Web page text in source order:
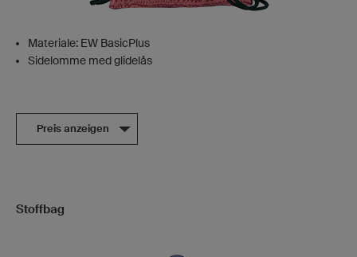
Materiale: EW BasicPlus
Sidelomme med glidelås
Preis anzeigen
Stoffbag